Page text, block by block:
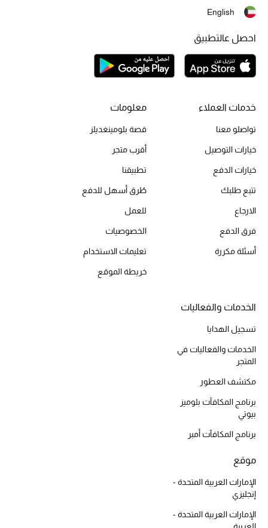
تسوقوا الحقائب
أحذية النسائية
الأحذية الرجالية
أحذية للأطفال
أبرز المصممين
خصومات
الجديد في عالم الجمال
العطور
مكتشف العطور
خدمات العملاء
تواصلو معنا
خيارات التوصيل
خيارات الدفع
تتبع طلبك
الارجاع
فرق الدفع
أسئلة مكررة
معلومات
قصة بلومينغديلز
أقرب متجر
تطبيقنا
طُرق أسهل للدفع
للعمل
الخصوصيات
تعليمات الاستخدام
خريطة الموقع
الخدمات والفعاليات
تسجيل الهدايا
الخدمات والفعاليات في
المتجر
مكتشف العطور
برنامج المكافآت بلوميز
بيوتي
برنامج المكافآت أمبر
موقع
الإمارات العربية المتحدة -
إنجليزي
الإمارات العربية المتحدة -
English
احصل عالتطبيق